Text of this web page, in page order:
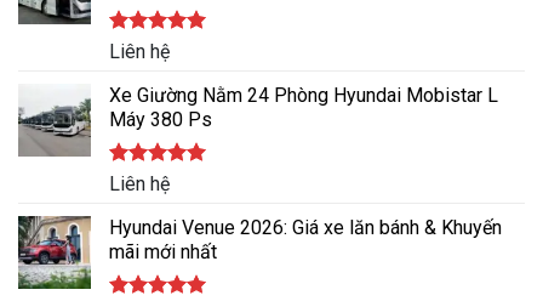
Được xếp
5.00
5 sao
Liên hệ
Xe Giường Nằm 24 Phòng Hyundai Mobistar L
Máy 380 Ps
Được xếp
5.00
5 sao
Liên hệ
Hyundai Venue 2026: Giá xe lăn bánh & Khuyến
mãi mới nhất